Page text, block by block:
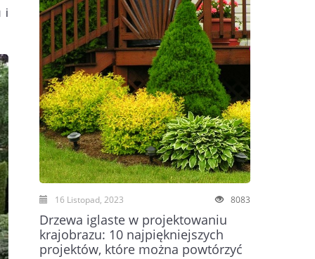
i
8083
16 Listopad, 2023
Drzewa iglaste w projektowaniu
krajobrazu: 10 najpiękniejszych
projektów, które można powtórzyć